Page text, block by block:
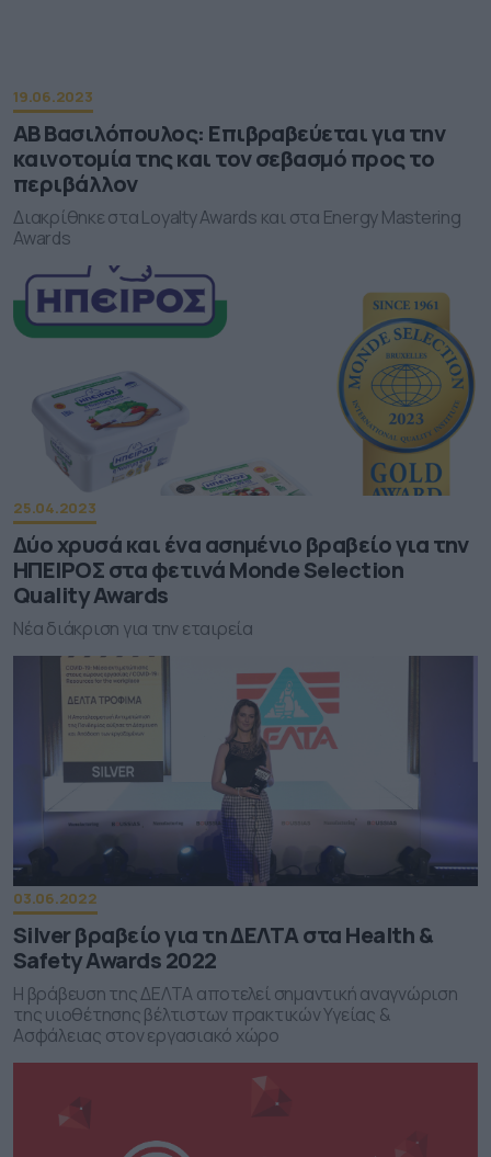
19.06.2023
ΑΒ Βασιλόπουλος: Επιβραβεύεται για την
καινοτομία της και τον σεβασμό προς το
περιβάλλον
Διακρίθηκε στα Loyalty Awards και στα Energy Mastering
Awards
25.04.2023
Δύο χρυσά και ένα ασημένιο βραβείο για την
ΗΠΕΙΡΟΣ στα φετινά Monde Selection
Quality Awards
Νέα διάκριση για την εταιρεία
03.06.2022
Silver βραβείο για τη ΔΕΛΤΑ στα Health &
Safety Awards 2022
Η βράβευση της ΔΕΛΤΑ αποτελεί σημαντική αναγνώριση
της υιοθέτησης βέλτιστων πρακτικών Υγείας &
Ασφάλειας στον εργασιακό χώρο